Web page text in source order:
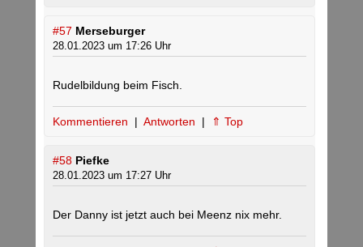
#57 Merseburger
28.01.2023 um 17:26 Uhr
Rudelbildung beim Fisch.
Kommentieren | Antworten | ⇑ Top
#58 Piefke
28.01.2023 um 17:27 Uhr
Der Danny ist jetzt auch bei Meenz nix mehr.